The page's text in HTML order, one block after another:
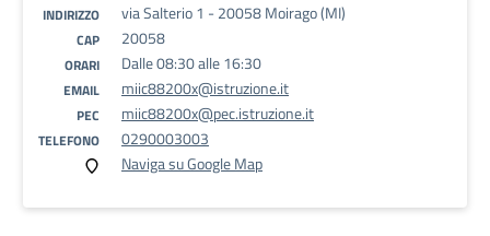
INDIRIZZO via Salterio 1 - 20058 Moirago (MI)
CAP 20058
ORARI Dalle 08:30 alle 16:30
EMAIL miic88200x@istruzione.it
PEC miic88200x@pec.istruzione.it
TELEFONO
0290003003
Naviga su Google Map